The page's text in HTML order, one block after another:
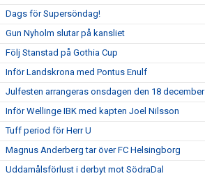
Dags för Supersöndag!
Gun Nyholm slutar på kansliet
Följ Stanstad på Gothia Cup
Inför Landskrona med Pontus Enulf
Julfesten arrangeras onsdagen den 18 december
Inför Wellinge IBK med kapten Joel Nilsson
Tuff period för Herr U
Magnus Anderberg tar över FC Helsingborg
Uddamålsförlust i derbyt mot SödraDal